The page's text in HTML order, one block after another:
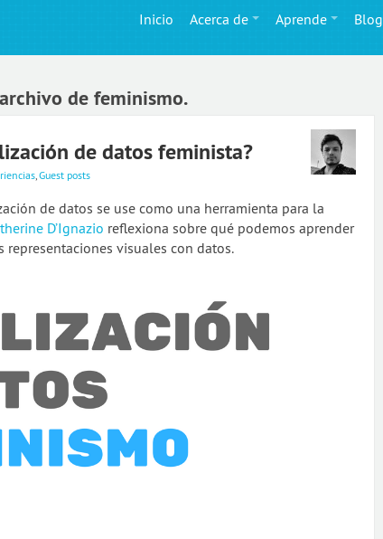
Inicio Acerca de Aprende Blog
de feminismo.
de datos feminista?
,Guest posts
de datos se use como una herramienta para la
D’Ignazio reflexiona sobre qué podemos aprender
visuales con datos.